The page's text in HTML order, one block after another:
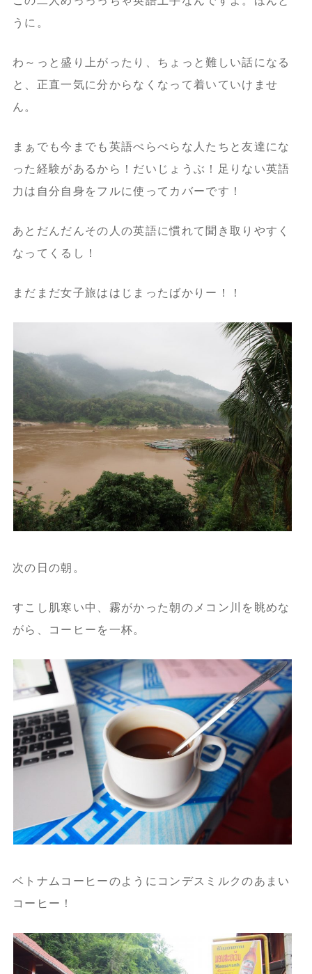
うに。
わ～っと盛り上がったり、ちょっと難しい話になる
と、正直一気に分からなくなって着いていけませ
ん。
まぁでも今までも英語ぺらぺらな人たちと友達にな
った経験があるから！だいじょうぶ！足りない英語
力は自分自身をフルに使ってカバーです！
あとだんだんその人の英語に慣れて聞き取りやすく
なってくるし！
まだまだ女子旅ははじまったばかりー！！
次の日の朝。
すこし肌寒い中、霧がかった朝のメコン川を眺めな
がら、コーヒーを一杯。
ベトナムコーヒーのようにコンデスミルクのあまい
コーヒー！